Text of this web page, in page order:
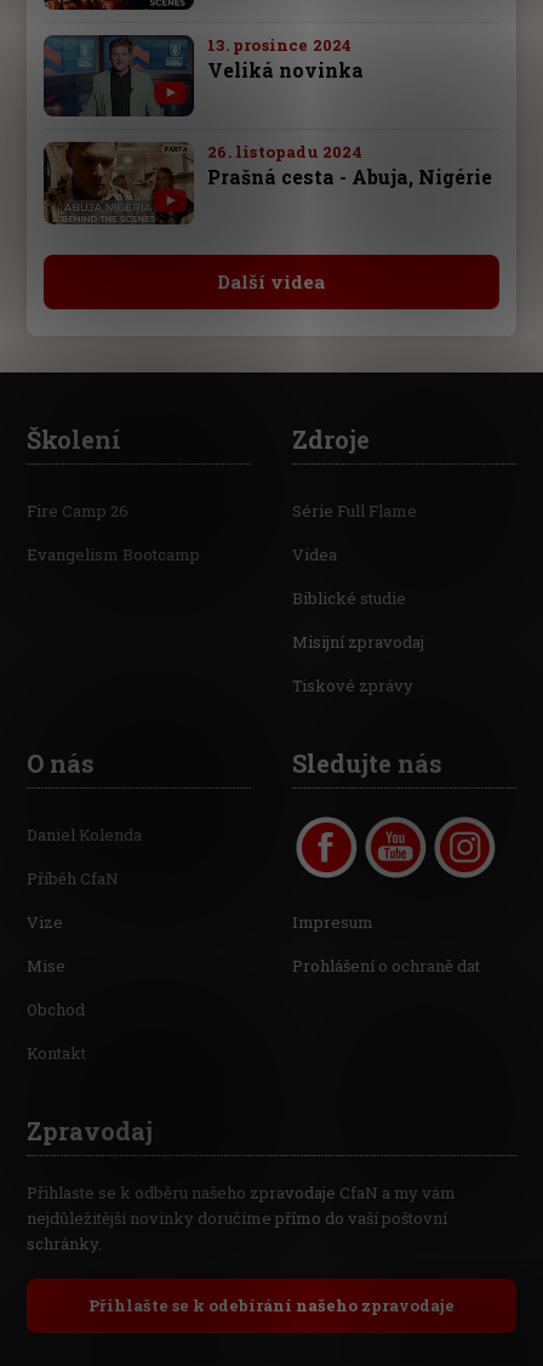
13. prosince 2024
Veliká novinka
26. listopadu 2024
Prašná cesta - Abuja, Nigérie
Další videa
Školení
Fire Camp 26
Evangelism Bootcamp
Zdroje
Série Full Flame
Videa
Biblické studie
Misijní zpravodaj
Tiskové zprávy
O nás
Daniel Kolenda
Příběh CfaN
Vize
Mise
Obchod
Kontakt
Sledujte nás
Impresum
Prohlášení o ochraně dat
Zpravodaj
Přihlaste se k odběru našeho zpravodaje CfaN a my vám
nejdůležitější novinky doručíme přímo do vaší poštovní
schránky.
Přihlašte se k odebírání našeho zpravodaje